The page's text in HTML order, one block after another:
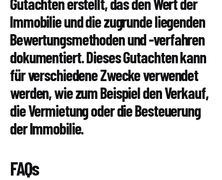
Immobilie und die zugrunde liegenden
Bewertungsmethoden und -verfahren
dokumentiert. Dieses Gutachten kann
für verschiedene Zwecke verwendet
werden, wie zum Beispiel den Verkauf,
die Vermietung oder die Besteuerung
der Immobilie.
FAQs